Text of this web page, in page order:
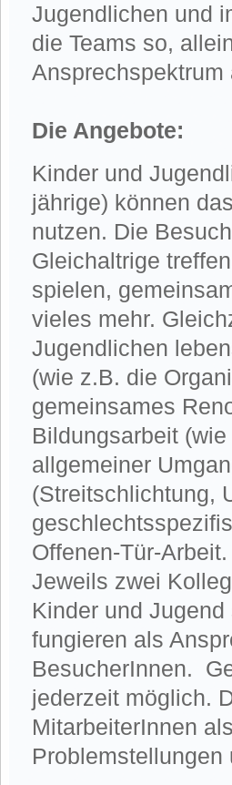
Jugendlichen und
die Teams so,
Ansprechspektrum
Die Angebote:
Kinder und
jährige) können
nutzen. Die
Gleichaltrige
spielen,
vieles mehr.
Jugendlichen
(wie z.B. die
gemeinsames
Bildungsarbeit
allgemeiner
(Streitschlichtung,
Offenen-Tür-Arbeit.
Jeweils zwei
Kinder und
fungieren als
BesucherInnen.
jederzeit möglich.
MitarbeiterInnen
Problemstellungen